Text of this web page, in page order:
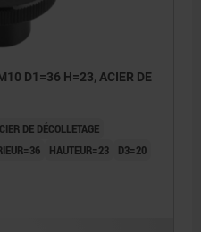
DE DÉCOLLETAGE
HAUTEUR=23
D3=20